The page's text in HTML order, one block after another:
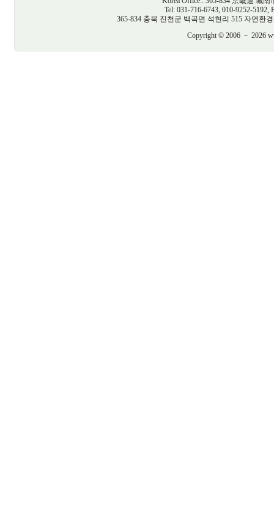
Tel: 031-716-6743, 010-9252-5192,
365-834 충북 진천군 백곡면 석현리 515 자연환경
Copyright © 2006 － 2026